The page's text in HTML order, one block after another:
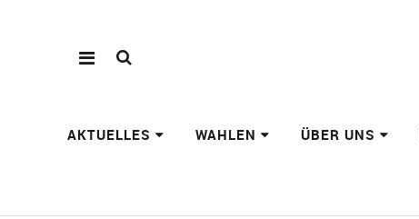
AKTUELLES WAHLEN ÜBER UNS